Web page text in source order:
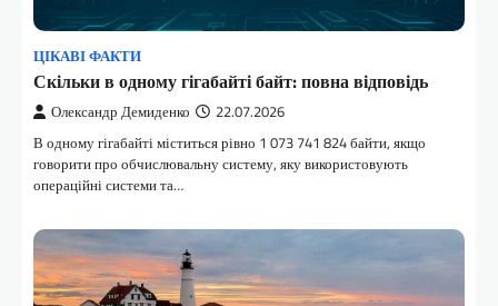
ЦІКАВІ ФАКТИ
Скільки в одному гігабайті байт: повна відповідь
Олександр Демиденко 22.07.2026
В одному гігабайті міститься рівно 1 073 741 824 байти, якщо
говорити про обчислювальну систему, яку використовують
операційні системи та…